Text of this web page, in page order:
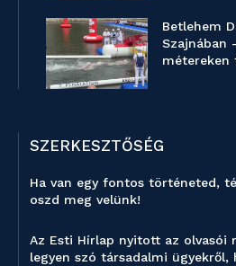
Betlehem
Szajnában
SZERKESZTŐSÉG
Ha van egy fontos történeted,
oszd meg velünk!
Az Esti Hírlap nyitott az olvasói
legyen szó társadalmi ügyekről,